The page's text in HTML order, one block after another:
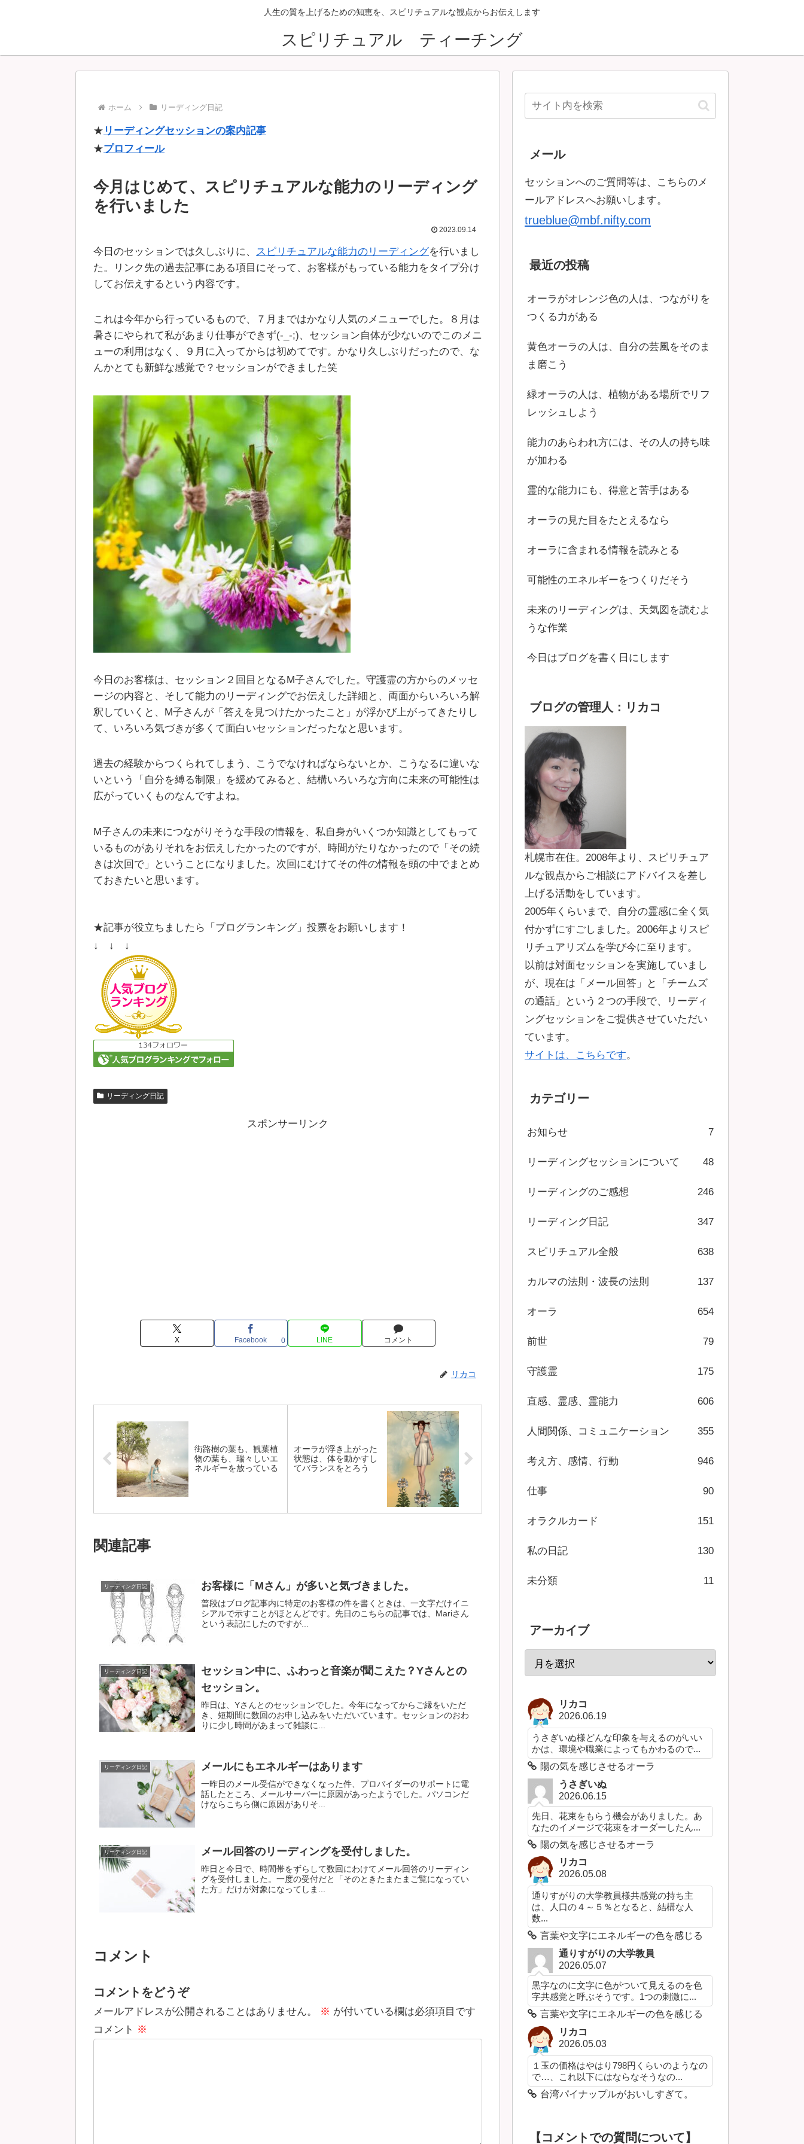
人生の質を上げるための知恵を、スピリチュアルな観点からお伝えします
スピリチュアル ティーチング
ホーム リーディング日記
★ リーディングセッションの案内記事
★プロフィール
今月はじめて、スピリチュアルな能力のリーディング
を行いました
2023.09.14
今日のセッションでは久しぶりに、 スピリチュアルな能力のリーディングを行いまし
た。リンク先の過去記事にある項目にそって、お客様がもっている能力をタイプ分け
してお伝えするという内容です。
これは今年から行っているもので、７月まではかなり人気のメニューでした。８月は
暑さにやられて私があまり仕事ができず(-_-;)、セッション自体が少ないのでこのメニ
ューの利用はなく、９月に入ってからは初めてです。かなり久しぶりだったので、な
んかとても新鮮な感覚で？セッションができました笑
今日のお客様は、セッション２回目となるM子さんでした。守護霊の方からのメッセ
ージの内容と、そして能力のリーディングでお伝えした詳細と、両面からいろいろ解
釈していくと、M子さんが「答えを見つけたかったこと」が浮かび上がってきたりし
て、いろいろ気づきが多くて面白いセッションだったなと思います。
過去の経験からつくられてしまう、こうでなければならないとか、こうなるに違いな
いという「自分を縛る制限」を緩めてみると、結構いろいろな方向に未来の可能性は
広がっていくものなんですよね。
M子さんの未来につながりそうな手段の情報を、私自身がいくつか知識としてもって
いるものがありそれをお伝えしたかったのですが、時間がたりなかったので「その続
きは次回で」ということになりました。次回にむけてその件の情報を頭の中でまとめ
ておきたいと思います。
★記事が役立ちましたら「ブログランキング」投票をお願いします！
↓ ↓ ↓
リーディング日記
スポンサーリンク
X Facebook 0 LINE コメント
リカコ
街路樹の葉も、観葉植
物の葉も、瑞々しいエ
ネルギーを放っている
オーラが浮き上がった
状態は、体を動かすし
てバランスをとろう
関連記事
リーディング日記 お客様に「Mさん」が多いと気づきました。
普段はブログ記事内に特定のお客様の件を書くときは、一文字だけイニ
シアルで示すことがほとんどです。先日のこちらの記事では、Mariさん
という表記にしたのですが...
リーディング日記
セッション中に、ふわっと音楽が聞こえた？Yさんとの
セッション。
昨日は、Yさんとのセッションでした。今年になってからご縁をいただ
き、短期間に数回のお申し込みをいただいています。セッションのおわ
りに少し時間があまって雑談に...
リーディング日記 メールにもエネルギーはあります
一昨日のメール受信ができなくなった件、プロバイダーのサポートに電
話したところ、メールサーバーに原因があったようでした。パソコンだ
けならこちら側に原因がありそ...
リーディング日記 メール回答のリーディングを受付しました。
昨日と今日で、時間帯をずらして数回にわけてメール回答のリーディン
グを受付しました。一度の受付だと「そのときたまたまご覧になってい
た方」だけが対象になってしま...
コメント
コメントをどうぞ
メールアドレスが公開されることはありません。 ※ が付いている欄は必須項目です
コメント ※
メール
セッションへのご質問等は、こちらのメ
ールアドレスへお願いします。
trueblue@mbf.nifty.com
最近の投稿
オーラがオレンジ色の人は、つながりを
つくる力がある
黄色オーラの人は、自分の芸風をそのま
ま磨こう
緑オーラの人は、植物がある場所でリフ
レッシュしよう
能力のあらわれ方には、その人の持ち味
が加わる
霊的な能力にも、得意と苦手はある
オーラの見た目をたとえるなら
オーラに含まれる情報を読みとる
可能性のエネルギーをつくりだそう
未来のリーディングは、天気図を読むよ
うな作業
今日はブログを書く日にします
ブログの管理人：リカコ
札幌市在住。2008年より、スピリチュア
ルな観点からご相談にアドバイスを差し
上げる活動をしています。
2005年くらいまで、自分の霊感に全く気
付かずにすごしました。2006年よりスピ
リチュアリズムを学び今に至ります。
以前は対面セッションを実施していまし
が、現在は「メール回答」と「チームズ
の通話」という２つの手段で、リーディ
ングセッションをご提供させていただい
ています。
サイトは、こちらです。
カテゴリー
お知らせ 7
リーディングセッションについて 48
リーディングのご感想 246
リーディング日記 347
スピリチュアル全般 638
カルマの法則・波長の法則 137
オーラ 654
前世 79
守護霊 175
直感、霊感、霊能力 606
人間関係、コミュニケーション 355
考え方、感情、行動 946
仕事 90
オラクルカード 151
私の日記 130
未分類 11
アーカイブ
リカコ
2026.06.19
うさぎいぬ様どんな印象を与えるのがいい
かは、環境や職業によってもかわるので...
陽の気を感じさせるオーラ
うさぎいぬ
2026.06.15
先日、花束をもらう機会がありました。あ
なたのイメージで花束をオーダーしたん...
陽の気を感じさせるオーラ
リカコ
2026.05.08
通りすがりの大学教員様共感覚の持ち主
は、人口の４～５％となると、結構な人
数...
言葉や文字にエネルギーの色を感じる
通りすがりの大学教員
2026.05.07
黒字なのに文字に色がついて見えるのを色
字共感覚と呼ぶそうです。1つの刺激に...
言葉や文字にエネルギーの色を感じる
リカコ
2026.05.03
１玉の価格はやはり798円くらいのようなの
で…、これ以下にはならなそうなの...
台湾パイナップルがおいしすぎて。
【コメントでの質問について】